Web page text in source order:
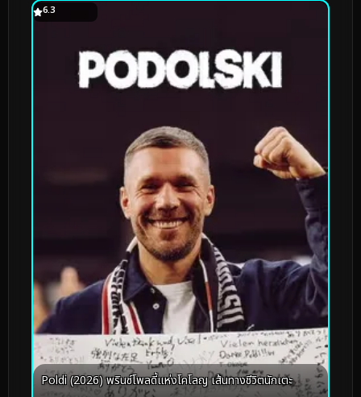
6.3
Poldi (2026) พรินซ์โพลดี้แห่งโคโลญ เส้นทางชีวิตนักเตะ